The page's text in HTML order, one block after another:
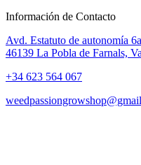
Información de Contacto
Avd. Estatuto de autonomía 6a
46139 La Pobla de Farnals,
+34 623 564 067